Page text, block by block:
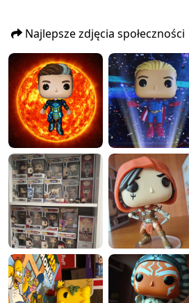
Najlepsze zdjęcia społeczności